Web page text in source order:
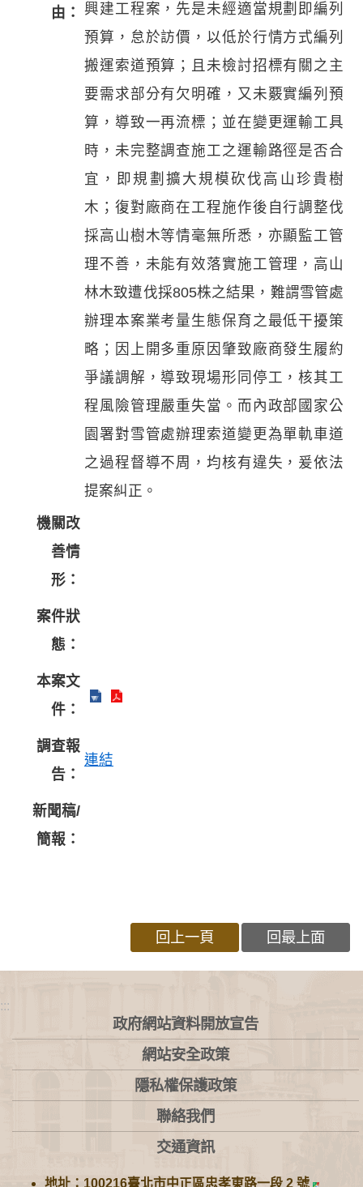
由： 興建工程案，先是未經適當規劃即編列
預算，怠於訪價，以低於行情方式編列
搬運索道預算；且未檢討招標有關之主
要需求部分有欠明確，又未覈實編列預
算，導致一再流標；並在變更運輸工具
時，未完整調查施工之運輸路徑是否合
宜，即規劃擴大規模砍伐高山珍貴樹
木；復對廠商在工程施作後自行調整伐
採高山樹木等情毫無所悉，亦顯監工管
理不善，未能有效落實施工管理，高山
林木致遭伐採805株之結果，難謂雪管處
辦理本案業考量生態保育之最低干擾策
略；因上開多重原因肇致廠商發生履約
爭議調解，導致現場形同停工，核其工
程風險管理嚴重失當。而內政部國家公
園署對雪管處辦理索道變更為單軌車道
之過程督導不周，均核有違失，爰依法
提案糾正。
機關改
善情
形：
案件狀
態：
本案文
件：
調查報
告：
連結
新聞稿/
簡報：
回上一頁 回最上面
:::
政府網站資料開放宣告
網站安全政策
隱私權保護政策
聯絡我們
交通資訊
地址：100216臺北市中正區忠孝東路一段 2 號